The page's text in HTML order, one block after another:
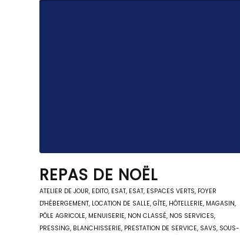
REPAS DE NOËL
ATELIER DE JOUR, EDITO, ESAT, ESAT, ESPACES VERTS, FOYER
D'HÉBERGEMENT, LOCATION DE SALLE, GÎTE, HÔTELLERIE, MAGASIN,
PÔLE AGRICOLE, MENUISERIE, NON CLASSÉ, NOS SERVICES,
PRESSING, BLANCHISSERIE, PRESTATION DE SERVICE, SAVS, SOUS-